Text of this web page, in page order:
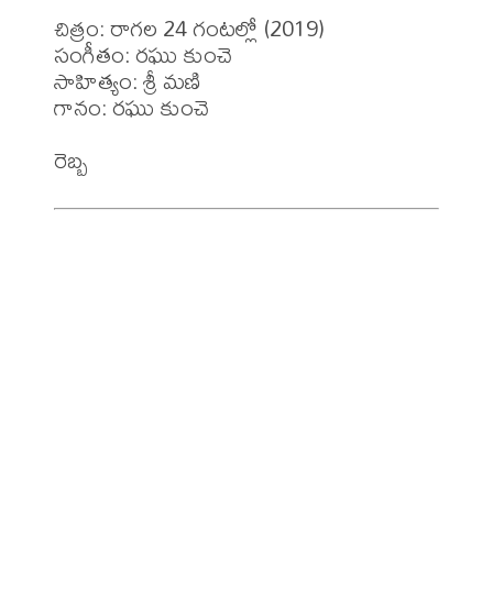
చిత్రం: రాగల 24 గంటల్లో (2019)
సంగీతం: రఘు కుంచె
సాహిత్యం: శ్రీ మణి
గానం: రఘు కుంచె